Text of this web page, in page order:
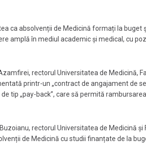
ca absolvenții de Medicină formați la
amplă în mediul academic și medical, cu
rectorul Universitatea de Medicină,
printr-un „contract de angajament de
tip „pay-back”, care să permită
rectorul Universitatea de Medicină
de Medicină cu studii finanțate de la